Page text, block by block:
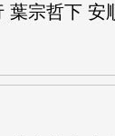
葉宗哲下 安